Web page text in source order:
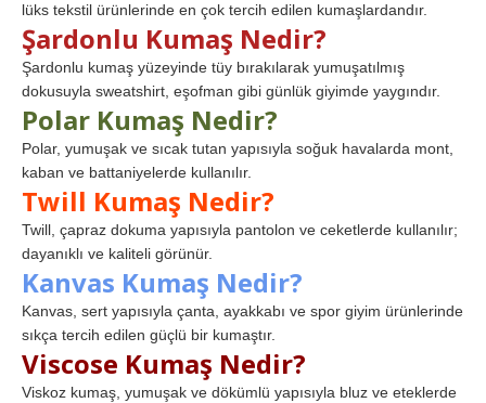
lüks tekstil ürünlerinde en çok tercih edilen kumaşlardandır.
Şardonlu Kumaş Nedir?
Şardonlu kumaş yüzeyinde tüy bırakılarak yumuşatılmış
dokusuyla sweatshirt, eşofman gibi günlük giyimde yaygındır.
Polar Kumaş Nedir?
Polar, yumuşak ve sıcak tutan yapısıyla soğuk havalarda mont,
kaban ve battaniyelerde kullanılır.
Twill Kumaş Nedir?
Twill, çapraz dokuma yapısıyla pantolon ve ceketlerde kullanılır;
dayanıklı ve kaliteli görünür.
Kanvas Kumaş Nedir?
Kanvas, sert yapısıyla çanta, ayakkabı ve spor giyim ürünlerinde
sıkça tercih edilen güçlü bir kumaştır.
Viscose Kumaş Nedir?
Viskoz kumaş, yumuşak ve dökümlü yapısıyla bluz ve eteklerde